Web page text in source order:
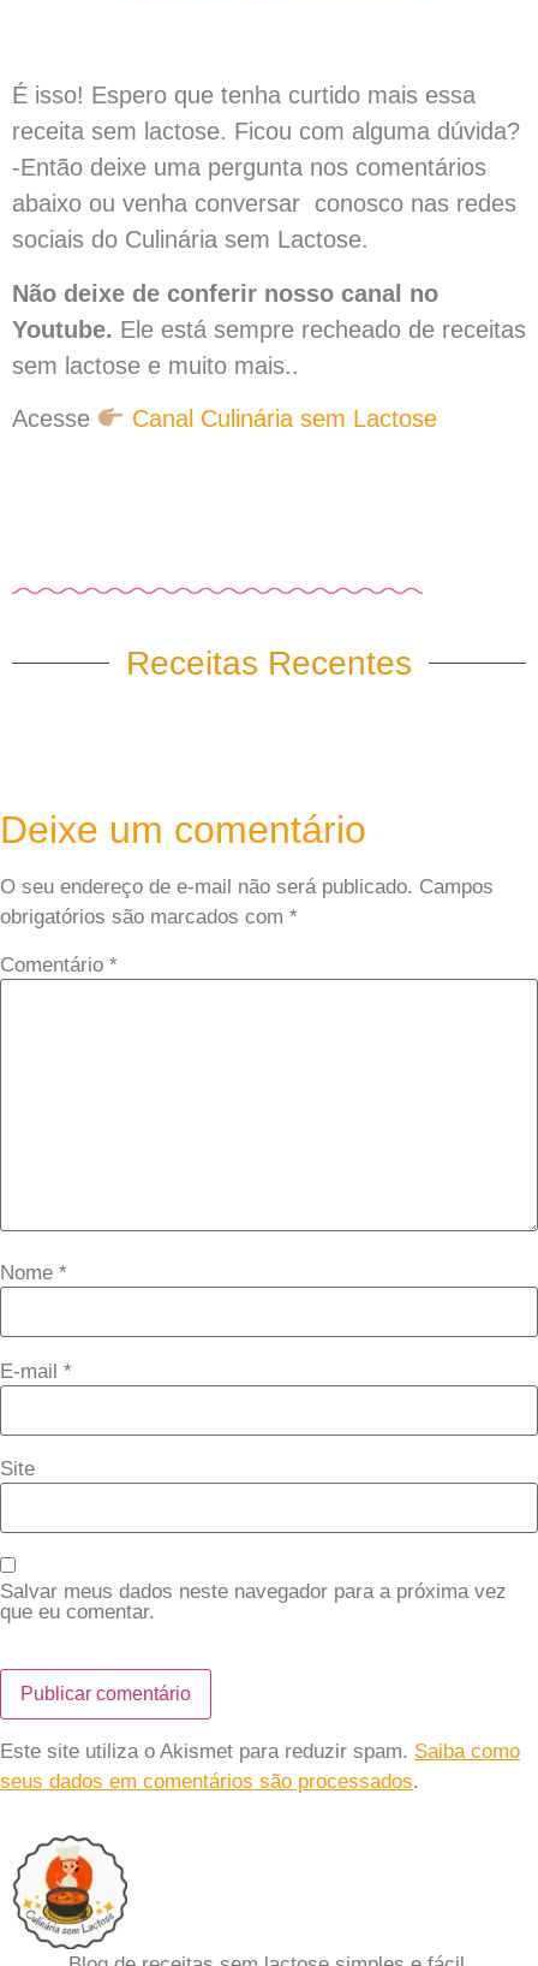
É isso! Espero que tenha curtido mais essa
receita sem lactose. Ficou com alguma dúvida?
-Então deixe uma pergunta nos comentários
abaixo ou venha conversar conosco nas redes
sociais do Culinária sem Lactose.
Não deixe de conferir nosso canal no
Youtube. Ele está sempre recheado de receitas
sem lactose e muito mais..
Acesse Canal Culinária sem Lactose
Receitas Recentes
Deixe um comentário
O seu endereço de e-mail não será publicado. Campos
obrigatórios são marcados com *
Comentário *
Nome *
E-mail *
Site
Salvar meus dados neste navegador para a próxima vez
que eu comentar.
Este site utiliza o Akismet para reduzir spam. Saiba como
seus dados em comentários são processados.